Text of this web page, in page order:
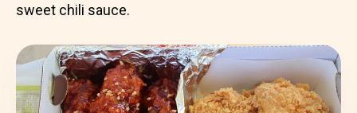
sweet chili sauce.